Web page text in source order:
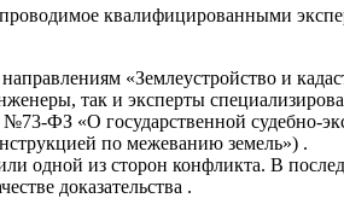
квалифицированными
«Землеустройство и
так и эксперты
ФЗ «О государственной судебно-
по межеванию земель») .
одной из сторон конфликта. В
доказательства .